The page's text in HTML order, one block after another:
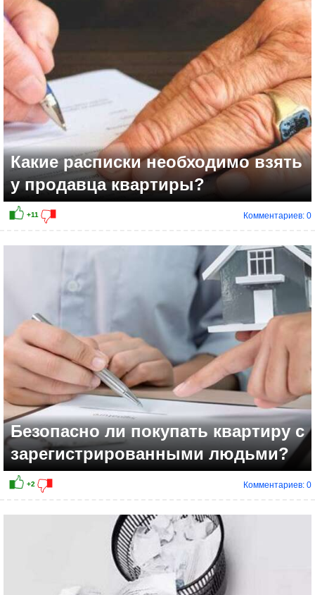
Какие расписки необходимо взять
у продавца квартиры?
Комментариев: 0
Безопасно ли покупать квартиру с
зарегистрированными людьми?
Комментариев: 0